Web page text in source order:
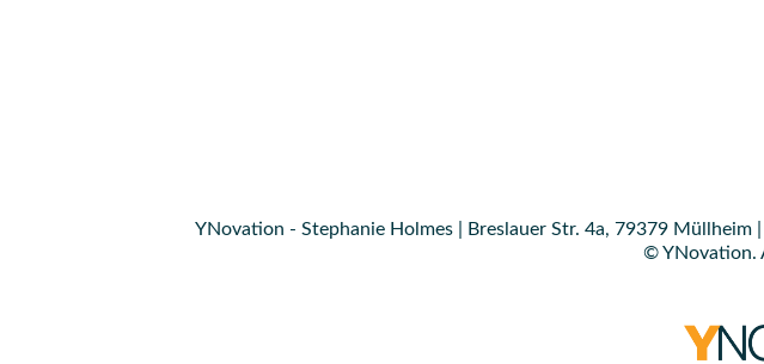
YNovation - Stephanie Holmes | Breslauer Str. 4a, 79379 Müllheim |
© YNovation.